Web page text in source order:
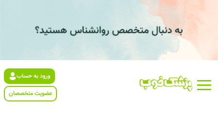
ورود به حساب
عضویت متخصصان